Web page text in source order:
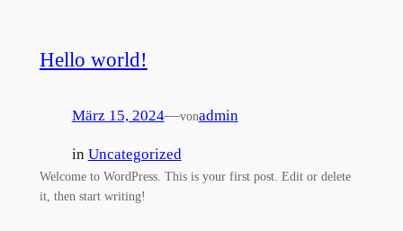
Hello world!
März 15, 2024—vonadmin
in Uncategorized
Welcome to WordPress. This is your first post. Edit or delete
it, then start writing!